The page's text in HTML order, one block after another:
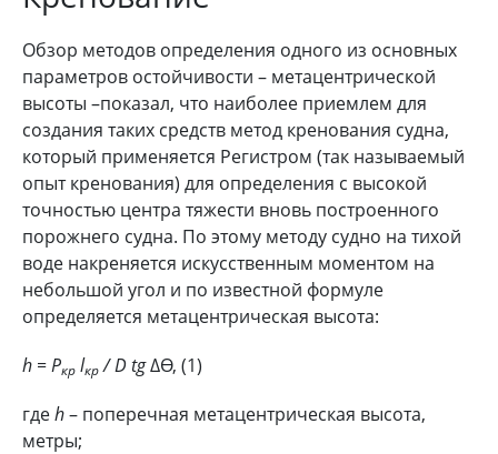
Обзор методов определения одного из основных
параметров остойчивости – метацентрической
высоты –показал, что наиболее приемлем для
создания таких средств метод кренования судна,
который применяется Регистром (так называемый
опыт кренования) для определения с высокой
точностью центра тяжести вновь построенного
порожнего судна. По этому методу судно на тихой
воде накреняется искусственным моментом на
небольшой угол и по известной формуле
определяется метацентрическая высота:
h = Ркр lкр/ D tg∆Ө, (1)
гдеh– поперечная метацентрическая высота,
метры;